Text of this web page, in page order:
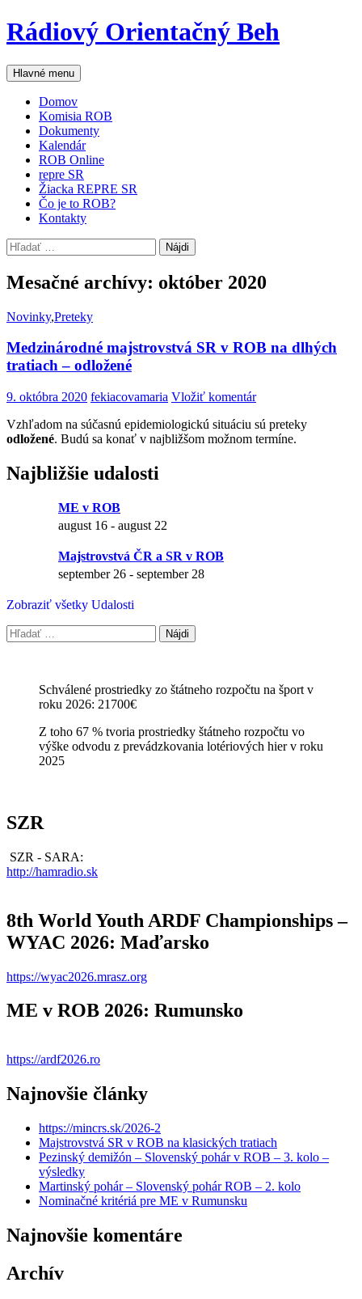
Preskočiť
na
Rádiový Orientačný Beh
Hľadať
Hlavné menu
Domov
Komisia ROB
Dokumenty
Kalendár
ROB Online
repre SR
Žiacka REPRE SR
Čo je to ROB?
Kontakty
Hľadať:
Mesačné archívy: október 2020
Novinky,Preteky
Medzinárodné majstrovstvá SR v ROB na dlhých
tratiach – odložené
9. októbra 2020 fekiacovamaria Vložiť komentár
Vzhľadom na súčasnú epidemiologickú situáciu sú preteky
odložené. Budú sa konať v najbližšom možnom termíne.
Najbližšie udalosti
ME v ROB
august 16 - august 22
Majstrovstvá ČR a SR v ROB
september 26 - september 28
Zobraziť všetky Udalosti
Hľadať:
Schválené prostriedky zo štátneho rozpočtu na šport v
roku 2026: 21700€
Z toho 67 % tvoria prostriedky štátneho rozpočtu vo
výške odvodu z prevádzkovania lotériových hier v roku
2025
SZR
SZR - SARA:
http://hamradio.sk
8th World Youth ARDF Championships –
WYAC 2026: Maďarsko
https://wyac2026.mrasz.org
ME v ROB 2026: Rumunsko
https://ardf2026.ro
Najnovšie články
https://mincrs.sk/2026-2
Majstrovstvá SR v ROB na klasických tratiach
Pezinský demižón – Slovenský pohár v ROB – 3. kolo –
výsledky
Martinský pohár – Slovenský pohár ROB – 2. kolo
Nominačné kritériá pre ME v Rumunsku
Najnovšie komentáre
Archív